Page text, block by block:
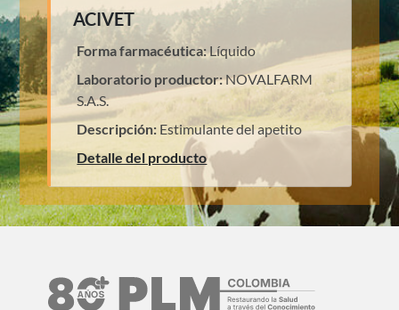
ACIVET
Forma farmacéutica:Líquido
Laboratorio productor:NOVALFARM
S.A.S.
Descripción: Estimulante del apetito
Detalle del producto